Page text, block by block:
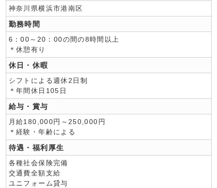
神奈川県横浜市港南区
勤務時間
6：00～20：00の間の8時間以上
＊休憩有り
休日・休暇
シフトによる週休2日制
＊年間休日105日
給与・賞与
月給180,000円～250,000円
＊経験・年齢による
待遇・福利厚生
各種社会保険完備
交通費全額支給
ユニフォーム貸与